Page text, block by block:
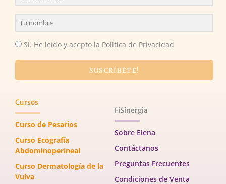
Sí. He leído y acepto la Política de Privacidad
SUSCRÍBETE!
Cursos
Curso de Pesarios
Curso Ecografía
Abdominoperineal
Curso Dermatología de la
Vulva
FiSinergia
Sobre Elena
Contáctanos
Preguntas Frecuentes
Condiciones de Venta